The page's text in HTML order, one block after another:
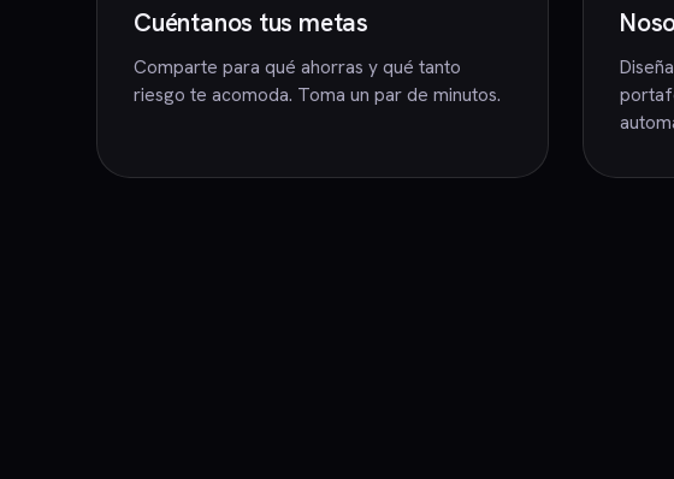
Cuéntanos tus metas
Comparte para qué ahorras y qué tanto
riesgo te acomoda. Toma un par de minutos.